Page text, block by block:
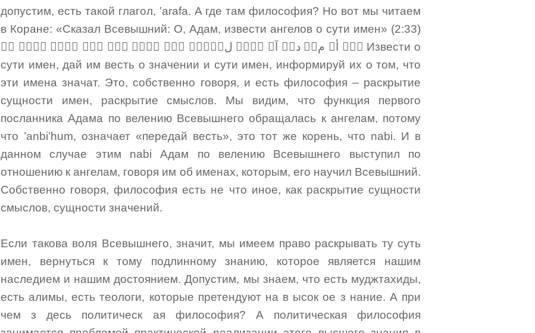
допустим, есть такой глагол, ‛arafa. А где там философия? Но вот мы читаем
в Коране: «Сказал Всевышний: О, Адам, извести ангелов о сути имен» (2:33)
￿ْ ￿￿ِ ِ￿￿￿َ ￿ْ َ￿ِ￿ ￿￿￿ُ ￿ْ ِ￿￿َأ￿ م￿ُ د￿َ آ￿ ￿َ￿￿ ل￿َ ￿َ￿ Извести о
сути имен, дай им весть о значении и сути имен, информируй их о том, что
эти имена значат. Это, собственно говоря, и есть философия – раскрытие
сущности имен, раскрытие смыслов. Мы видим, что функция первого
посланника Адама по велению Всевышнего обращалась к ангелам, потому
что ’anbi’hum, означает «передай весть», это тот же корень, что nabi. И в
данном случае этим nabi Адам по велению Всевышнего выступил по
отношению к ангелам, говоря им об именах, которым, его научил Всевышний.
Собственно говоря, философия есть не что иное, как раскрытие сущности
смыслов, сущности значений.
Если такова воля Всевышнего, значит, мы имеем право раскрывать ту суть
имен, вернуться к тому подлинному знанию, которое является нашим
наследием и нашим достоянием. Допустим, мы знаем, что есть муджтахиды,
есть алимы, есть теологи, которые претендуют на в ысок ое з нание. А при
чем з десь политическ ая философия? А политическая философия